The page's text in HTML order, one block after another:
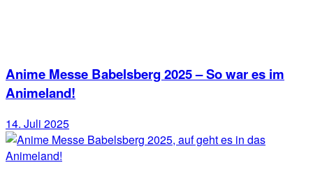
Anime Messe Babelsberg 2025 – So war es im
Animeland!
14. Juli 2025